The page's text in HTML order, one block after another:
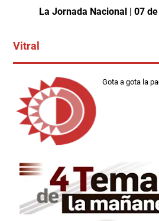
La Jornada Nacional | 07
Vitral
Gota a gota la